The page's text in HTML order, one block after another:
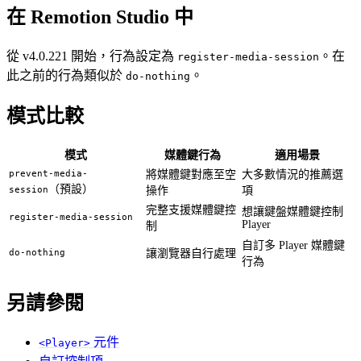
在 Remotion Studio 中
從 v4.0.221 開始，行為設定為 register-media-session 。在
此之前的行為類似於 do-nothing 。
模式比較
模式 媒體鍵行為 適用場景
prevent-media-
session
（預設）
將媒體鍵對應至空
操作
大多數情況的推薦選
項
register-media-session
完整支援媒體鍵控
制
想讓鍵盤媒體鍵控制
Player
do-nothing 讓瀏覽器自行處理
自訂多 Player 媒體鍵
行為
另請參閱
<Player> 元件